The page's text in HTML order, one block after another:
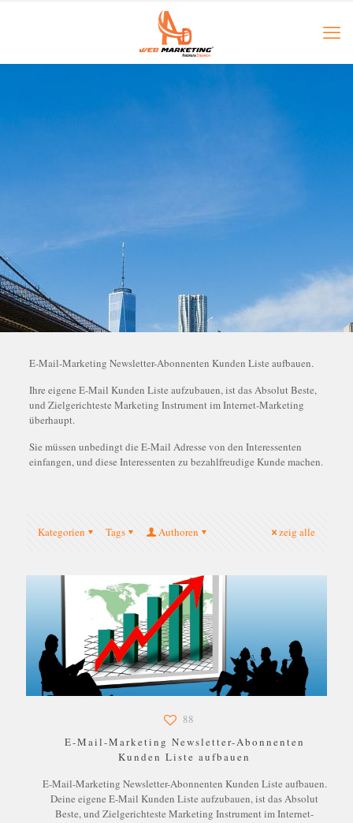
E-Mail-Marketing Newsletter-Abonnenten Kunden Liste aufbauen.
Ihre eigene E-Mail Kunden Liste aufzubauen, ist das Absolut Beste,
und Zielgerichteste Marketing Instrument im Internet-Marketing
überhaupt.
Sie müssen unbedingt die E-Mail Adresse von den Interessenten
einfangen, und diese Interessenten zu bezahlfreudige Kunde machen.
Kategorien Tags Authoren zeig alle
88
E-Mail-Marketing Newsletter-Abonnenten
Kunden Liste aufbauen
E-Mail-Marketing Newsletter-Abonnenten Kunden Liste aufbauen.
Deine eigene E-Mail Kunden Liste aufzubauen, ist das Absolut
Beste, und Zielgerichteste Marketing Instrument im Internet-